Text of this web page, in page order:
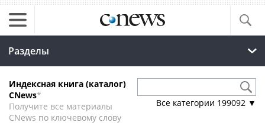
Разделы
Индексная книга (каталог)
CNews*
Получите все материалы
CNews по ключевому слову
Все категории 199092 ▼